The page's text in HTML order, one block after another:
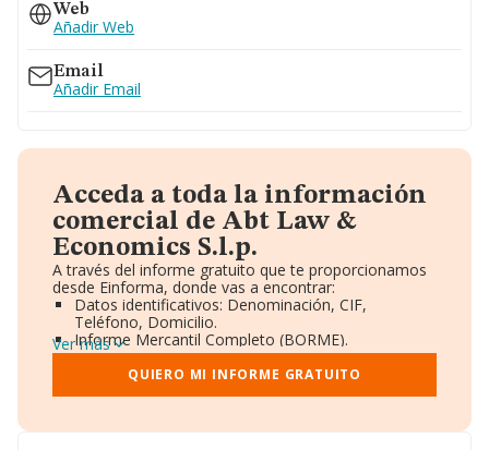
Web
Añadir Web
Email
Añadir Email
Acceda a toda la información
comercial de Abt Law &
Economics S.l.p.
A través del informe gratuito que te proporcionamos
desde Einforma, donde vas a encontrar:
Datos identificativos: Denominación, CIF,
Teléfono, Domicilio.
Informe Mercantil Completo (BORME).
Gráficos de Evolución Ventas y Empleados.
Consejo de Administración y Administradores.
Directivos y Ejecutivos.
Ver más
QUIERO MI INFORME GRATUITO